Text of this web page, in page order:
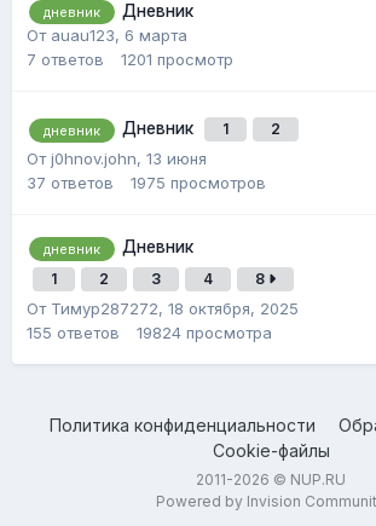
дневник
Дневник
От auau123, 6 марта
7 ответов 1201 просмотр
дневник Дневник 1 2
От j0hnov.john, 13 июня
37 ответов 1975 просмотров
дневник Дневник
1 2 3 4 8
От Тимур287272, 18 октября, 2025
155 ответов 19824 просмотра
Политика конфиденциальности
Cookie-файлы
2011-2026 © NUP.RU
Powered by Invision